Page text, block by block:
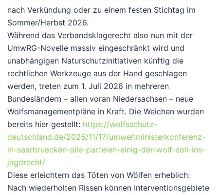
nach Verkündung oder zu einem festen Stichtag im
Sommer/Herbst 2026.
Während das Verbandsklagerecht also nun mit der
UmwRG-Novelle massiv eingeschränkt wird und
unabhängigen Naturschutzinitiativen künftig die
rechtlichen Werkzeuge aus der Hand geschlagen
werden, treten zum 1. Juli 2026 in mehreren
Bundesländern – allen voran Niedersachsen – neue
Wolfsmanagementpläne in Kraft. Die Weichen wurden
bereits hier gestellt: https://wolfsschutz-
deutschland.de/2025/11/17/umweltministerkonferenz-
in-saarbruecken-alle-parteien-einig-der-wolf-soll-ins-
jagdrecht/
Diese erleichtern das Töten von Wölfen erheblich:
Nach wiederholten Rissen können Interventionsgebiete